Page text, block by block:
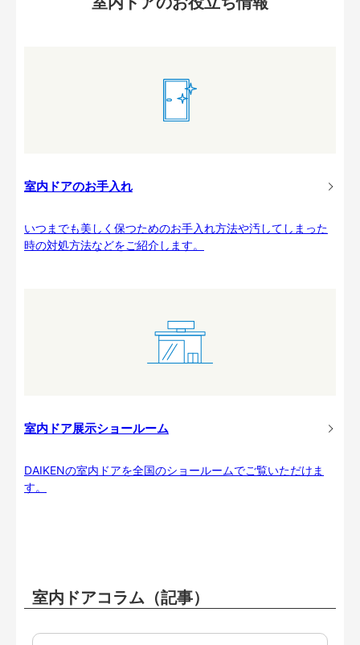
室内ドアのお手入れ
いつまでも美しく保つためのお手入れ方法や汚してしまった
時の対処方法などをご紹介します。
室内ドア展示ショールーム
DAIKENの室内ドアを全国のショールームでご覧いただけま
す。
室内ドアコラム（記事）